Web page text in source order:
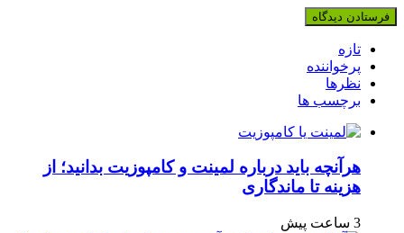
تازه
پرخواننده
نظرها
برچسب ها
هرآنچه باید درباره لمینت و کامپوزیت بدانید؛ از
هزینه تا ماندگاری
3 ساعت پیش